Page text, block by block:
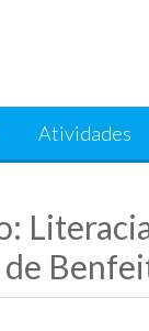
Atividades
de